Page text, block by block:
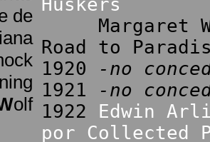
de
olf
Huskers
Margaret
Road to
1920
-no
1921
-no
1922 Edwin
por Collected